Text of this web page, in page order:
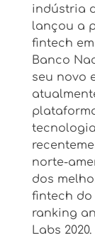
indústria
lançou a
fintech
Banco
seu novo
norte-
dos
fintech do
ranking
Labs 2020.